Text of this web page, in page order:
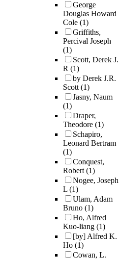
George
Douglas Howard
Cole (1)
Griffiths,
Percival Joseph
(1)
Scott, Derek J.
R (1)
by Derek J.R.
Scott(1)
Jasny, Naum
(1)
Draper,
Theodore (1)
Schapiro,
Leonard Bertram
(1)
Conquest,
Robert(1)
Nogee, Joseph
L (1)
Ulam, Adam
Bruno (1)
Ho, Alfred
Kuo-liang (1)
[by] Alfred K.
Ho (1)
Cowan, L.